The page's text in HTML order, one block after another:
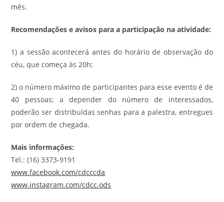
mês.
Recomendações e avisos para a participação na atividade:
1) a sessão acontecerá antes do horário de observação do
céu, que começa às 20h;
2) o número máximo de participantes para esse evento é de
40 pessoas; a depender do número de interessados,
poderão ser distribuídas senhas para a palestra, entregues
por ordem de chegada.
Mais informações:
Tel.: (16) 3373-9191
www.facebook.com/cdcccda
www.instagram.com/cdcc.ods